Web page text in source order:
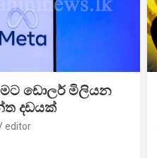
ඩොලර් මිලියන
දඩයක්
editor